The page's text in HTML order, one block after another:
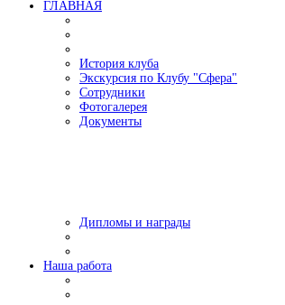
ГЛАВНАЯ
История клуба
Экскурсия по Клубу "Сфера"
Сотрудники
Фотогалерея
Документы
Дипломы и награды
Наша работа